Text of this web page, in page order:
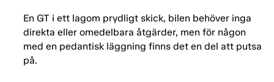
En GT i ett lagom prydligt skick, bilen behöver inga
direkta eller omedelbara åtgärder, men för någon
med en pedantisk läggning finns det en del att putsa
på.